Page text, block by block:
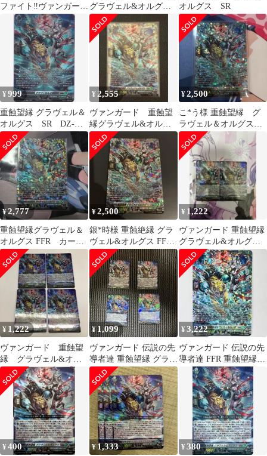
ファイト‼︎ヴァンガー
ド,シングルカード,DZ
シリーズ,スペシャルシ
リーズ
DZ/SS16/SR56SR 重蝕
望縁 グラヴェル＆オル
グス SR
グラヴェル&オルグ
ス 4枚
オルグス SR
¥999
重蝕望縁 グラヴェル＆
オルグス SR DZ-
SS16 伝説の先導者
達 ヴァンガード ち
ゅうてつ SR56
¥ 2,555
ヴァンガード 重蝕望
縁グラヴェル&オルグ
ス FFR
¥2,500
こ*う様 重蝕望縁 グ
ラヴェル＆オルグス
FFR1枚
¥2,777
重蝕望縁グラヴェル＆
オルグス FFR カード
ファイト!!ヴァンガー
ド
¥2,500
銀*時様 重蝕絶縁 グラ
ヴェル&オルグス FFR
ヴァンガード
¥ 1,222
ヴァンガード 重蝕望縁
グラヴェル&オルグス
RRR 2枚セット
¥ 1,222
ヴァンガード 重蝕望
縁 グラヴェル&オル
グス 4枚セット
¥1,099
ヴァンガード 伝説の先
導者達 重蝕望縁 グラヴ
ェル&オルグス RRR 4
枚
¥3,222
ヴァンガード 伝説の先
導者達 FFR 重蝕望縁
グラヴェル＆オルグス
¥400 ¥ 1,333 ¥380